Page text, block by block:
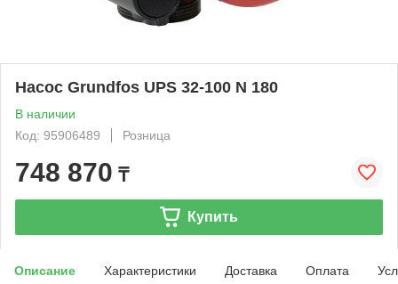
Насос Grundfos UPS 32-100 N 180
В наличии
Код: 95906489
Розница
748 870 ₸
Купить
Описание Характеристики Доставка Оплата